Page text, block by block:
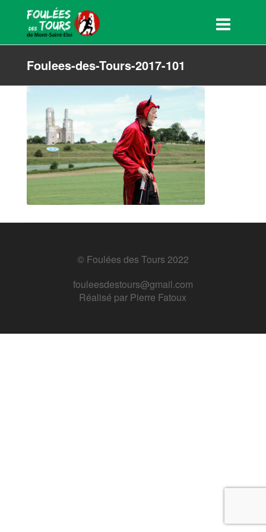
Foulees-des-Tours-2017-101
© Foulées des Tours 2022
fouleesdestours@gmail.com
Réalisé par Pierre Fatoux